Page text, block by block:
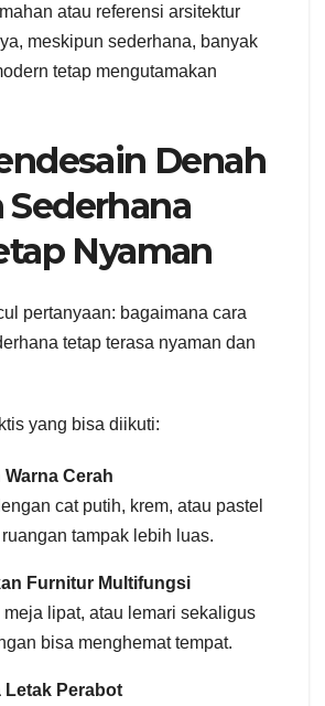
atau referensi arsitektur
meskipun sederhana, banyak
tetap mengutamakan
Denah
Sederhana
Nyaman
pertanyaan: bagaimana cara
tetap terasa nyaman dan
yang bisa diikuti:
Cerah
cat putih, krem, atau pastel
tampak lebih luas.
Furnitur Multifungsi
meja lipat, atau lemari sekaligus
bisa menghemat tempat.
Letak Perabot